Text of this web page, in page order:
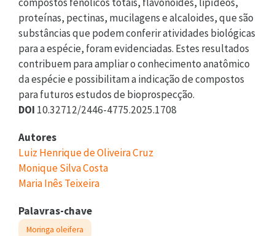
proteínas, pectinas, mucilagens e alcaloides, que são
substâncias que podem conferir atividades biológicas
para a espécie, foram evidenciadas. Estes resultados
contribuem para ampliar o conhecimento anatômico
da espécie e possibilitam a indicação de compostos
para futuros estudos de bioprospecção.
DOI 10.32712/2446-4775.2025.1708
Autores
Luiz Henrique de Oliveira Cruz
Monique Silva Costa
Maria Inês Teixeira
Palavras-chave
Moringa oleifera